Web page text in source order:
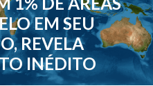
EM SEU
REVELA
INÉDITO